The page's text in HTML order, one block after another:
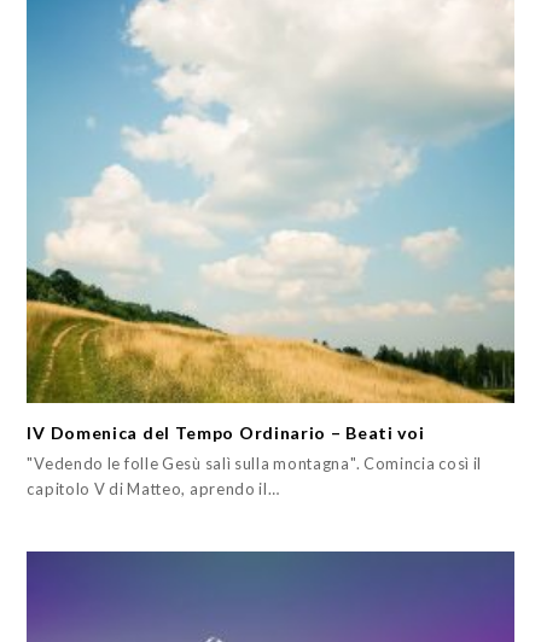
IV Domenica del Tempo Ordinario – Beati voi
"Vedendo le folle Gesù salì sulla montagna". Comincia così il
capitolo V di Matteo, aprendo il…